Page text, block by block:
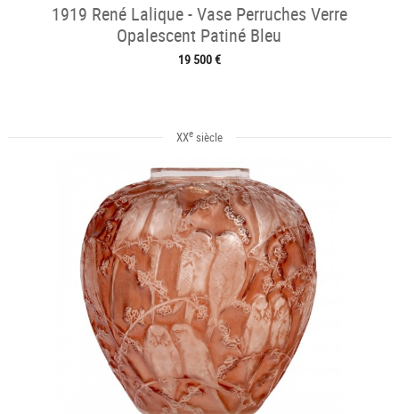
1919 René Lalique - Vase Perruches Verre
Opalescent Patiné Bleu
19 500 €
XXesiècle